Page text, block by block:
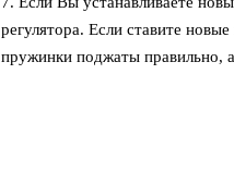
регулятора. Если ставите
пружинки поджаты правильно,